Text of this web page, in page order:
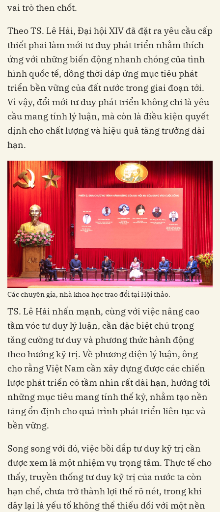
vai trò then chốt.
Theo TS. Lê Hải, Đại hội XIV đã đặt ra yêu cầu cấp
thiết phải làm mới tư duy phát triển nhằm thích
ứng với những biến động nhanh chóng của tình
hình quốc tế, đồng thời đáp ứng mục tiêu phát
triển bền vững của đất nước trong giai đoạn tới.
Vì vậy, đổi mới tư duy phát triển không chỉ là yêu
cầu mang tính lý luận, mà còn là điều kiện quyết
định cho chất lượng và hiệu quả tăng trưởng dài
hạn.
Các chuyên gia, nhà khoa học trao đổi tại Hội thảo.
TS. Lê Hải nhấn mạnh, cùng với việc nâng cao
tầm vóc tư duy lý luận, cần đặc biệt chú trọng
tăng cường tư duy và phương thức hành động
theo hướng kỹ trị. Về phương diện lý luận, ông
cho rằng Việt Nam cần xây dựng được các chiến
lược phát triển có tầm nhìn rất dài hạn, hướng tới
những mục tiêu mang tính thế kỷ, nhằm tạo nền
tảng ổn định cho quá trình phát triển liên tục và
bền vững.
Song song với đó, việc bồi đắp tư duy kỹ trị cần
được xem là một nhiệm vụ trọng tâm. Thực tế cho
thấy, truyền thống tư duy kỹ trị của nước ta còn
hạn chế, chưa trở thành lợi thế rõ nét, trong khi
đây lại là yếu tố không thể thiếu đối với một nền